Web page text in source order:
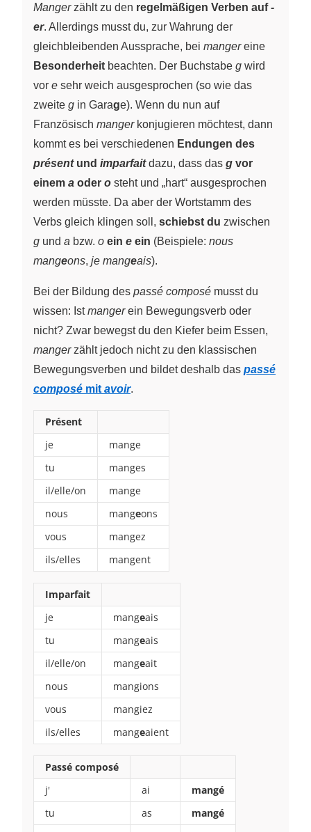
Mangerzählt zu den regelmäßigen Verben auf-
er. Allerdings musst du, zur Wahrung der
gleichbleibenden Aussprache, bei mangereine
Besonderheit beachten. Der Buchstabe g wird
vor e sehr weich ausgesprochen (so wie das
zweite g in Garage). Wenn du nun auf
Französisch mangerkonjugieren möchtest, dann
kommt es bei verschiedenen Endungen des
présentund imparfaitdazu, dass das g vor
einem a oder o steht und „hart“ ausgesprochen
werden müsste. Da aber der Wortstamm des
Verbs gleich klingen soll, schiebst du zwischen
g und a bzw. o ein e ein (Beispiele: nous
mangeons, je mangeais).
Bei der Bildung des passé composé musst du
wissen: Istmangerein Bewegungsverb oder
nicht? Zwar bewegst du den Kiefer beim Essen,
mangerzählt jedoch nicht zu den klassischen
Bewegungsverben und bildet deshalb das passé
composé mit avoir.
Présent
je
mange
tu
manges
il/elle/on
mange
nous
mangeons
vous
mangez
ils/elles
mangent
Imparfait
je
mangeais
tu
mangeais
il/elle/on
mangeait
nous
mangions
vous
mangiez
ils/elles
mangeaient
Passé composé
j'
ai
mangé
tu
as
mangé